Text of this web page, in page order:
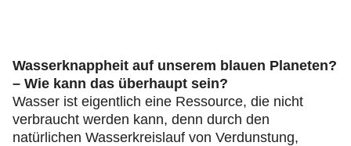
Wasserknappheit auf unserem blauen Planeten?
– Wie kann das überhaupt sein?
Wasser ist eigentlich eine Ressource, die nicht
verbraucht werden kann, denn durch den
natürlichen Wasserkreislauf von Verdunstung,